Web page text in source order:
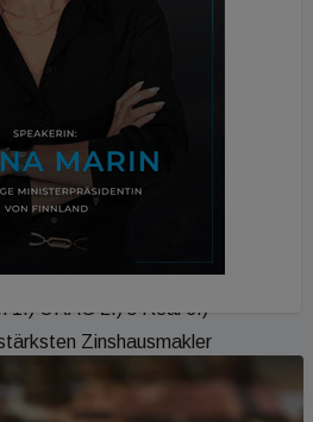
Austria 3.) Active Agent
stärksten Retailmakler
Austria Die stärksten
1.) ÖRAG
Die stärksten
1.) EHL
Immobilien 3.) Otto
Investmentmakler
Die stärksten Zinshausmakler
1.) ÖRAG 2.) s Real 3.)
Zinshausmakler
Die stärksten